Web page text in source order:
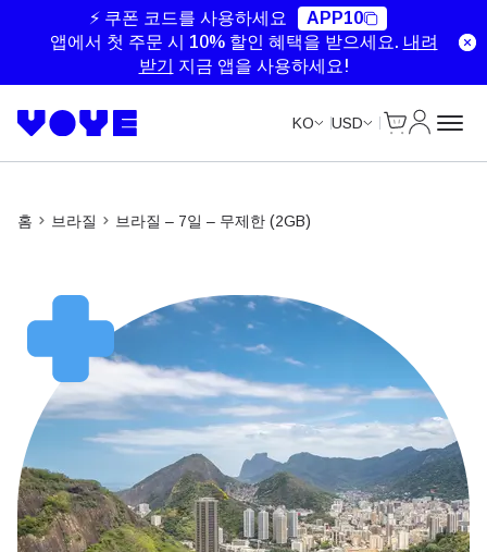
⚡ 쿠폰 코드를 사용하세요
APP10
앱에서 첫 주문 시 10% 할인 혜택을 받으세요. 내려
받기
지금 앱을 사용하세요!
KO USD
홈 브라질 브라질 – 7일 – 무제한 (2GB)
Unlimited Data
Unlimited Data
Unlimited Data
Unlimited Data